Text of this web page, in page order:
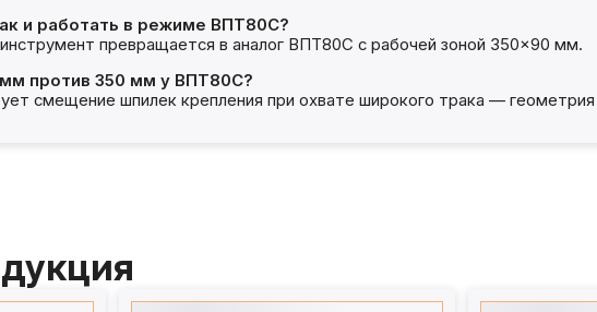
и работать в режиме ВПТ80С?
превращается в аналог ВПТ80С с рабочей зоной 350×90 мм.
против 350 мм у ВПТ80С?
смещение шпилек крепления при охвате широкого трака — геометрия